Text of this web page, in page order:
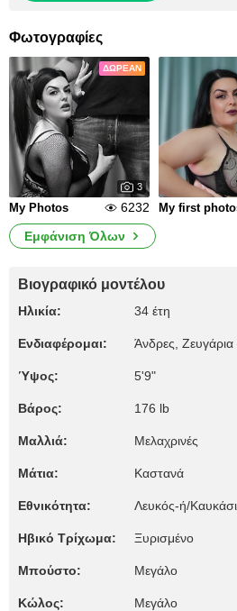
Φωτογραφίες
ΔΩΡΕΆΝ
3
My Photos 6232 My first
Εμφάνιση Όλων
Βιογραφικό μοντέλου
Ηλικία: 34 έτη
Ενδιαφέρομαι: Άνδρες, Zευγάρια
Ύψος: 5'9"
Βάρος: 176 lb
Μαλλιά: Μελαχρινές
Μάτια: Καστανά
Εθνικότητα: Λευκός-ή/
Ηβικό Τρίχωμα: Ξυρισμένο
Μπούστο: Μεγάλο
Κώλος: Μεγάλο